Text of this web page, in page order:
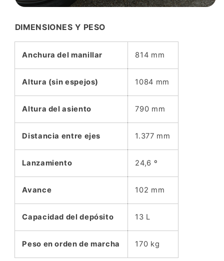
DIMENSIONES Y PESO
Anchura del manillar 814 mm
Altura (sin espejos) 1084 mm
Altura del asiento 790 mm
Distancia entre ejes 1.377 mm
Lanzamiento 24,6 º
Avance 102 mm
Capacidad del depósito 13 L
Peso en orden de marcha 170 kg